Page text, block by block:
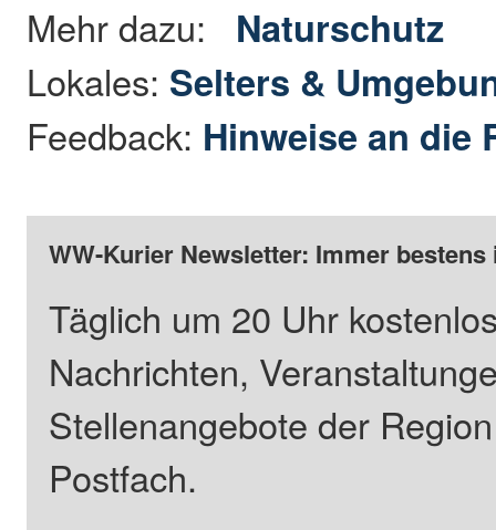
Mehr dazu: Naturschutz
Lokales: Selters &
Feedback: Hinweise an die
WW-Kurier Newsletter: Immer
Täglich um 20 Uhr
Nachrichten,
Stellenangebote der
Postfach.